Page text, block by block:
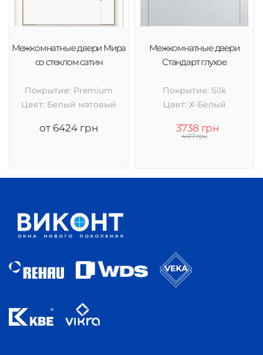
Межкомнатные двери Мира
со стеклом сатин
Покрытие: Premium
Цвет: Белый матовый
от 6424 грн
Межкомнатные двери
Стандарт глухое
Покрытие: Silk
Цвет: Х-Белый
3738 грн
4417 грн